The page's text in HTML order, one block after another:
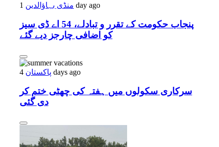
منڈی بہاؤالدین 1 day ago
پنجاب حکومت کے تقرر و تبادلے، 54 اے ڈی سیز
کو اضافی چارجز دیے گئے
پاکستان 4 days ago
سرکاری سکولوں میں ہفتہ کی چھٹی ختم کر
دی گئی